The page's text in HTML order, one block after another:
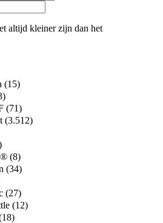
altijd kleiner zijn dan het
(15)
(71)
(3.512)
(8)
(34)
(27)
(12)